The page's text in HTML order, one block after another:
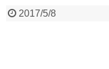
2017/5/8